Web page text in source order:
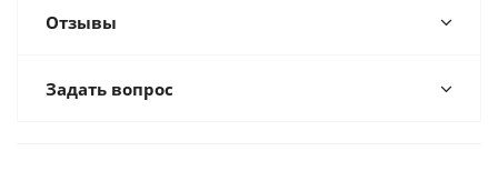
Отзывы
Задать вопрос